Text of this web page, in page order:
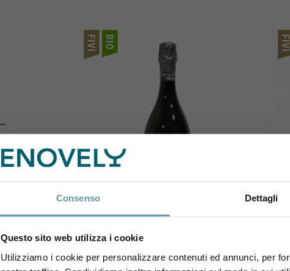
Consenso Dettagli
Questo sito web utilizza i cookie
Utilizziamo i cookie per personalizzare contenuti ed annunci, per
TERRAQUILIA
TerraQuilia Nativo Ancestrale 2020
14,90 €
per avere un 10% di sconto